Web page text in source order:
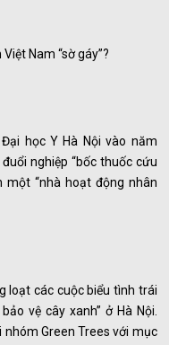
Nam “sờ gáy”?
học Y Hà Nội vào năm
nghiệp “bốc thuốc cứu
một “nhà hoạt động nhân
loạt các cuộc biểu tình trái
vệ cây xanh” ở Hà Nội.
Green Trees với mục